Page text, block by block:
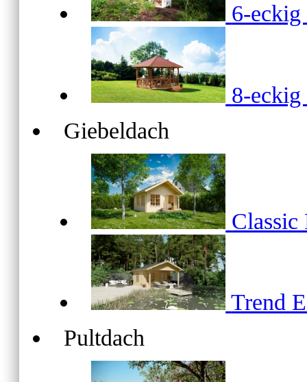
6-eckig
8-eckig
Giebeldach
Trend
Pultdach